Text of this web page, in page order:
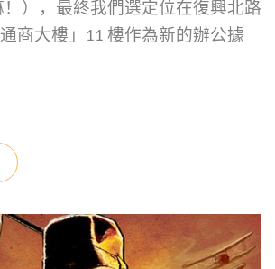
！），最終我們選定位在復興北路
商大樓」 11 樓作為新的辦公據